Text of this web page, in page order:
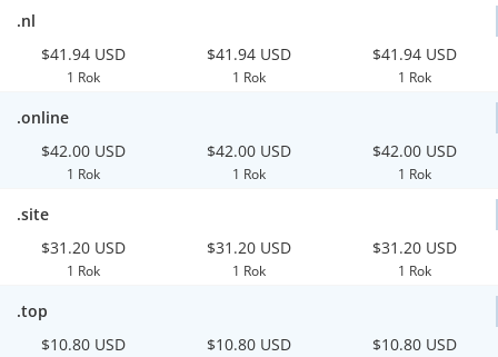
.nl
$41.94 USD
1 Rok
$41.94 USD
1 Rok
$41.94 USD
1 Rok
.online
$42.00 USD
1 Rok
$42.00 USD
1 Rok
$42.00 USD
1 Rok
.site
$31.20 USD
1 Rok
$31.20 USD
1 Rok
$31.20 USD
1 Rok
.top
$10.80 USD
$10.80 USD $10.80 USD